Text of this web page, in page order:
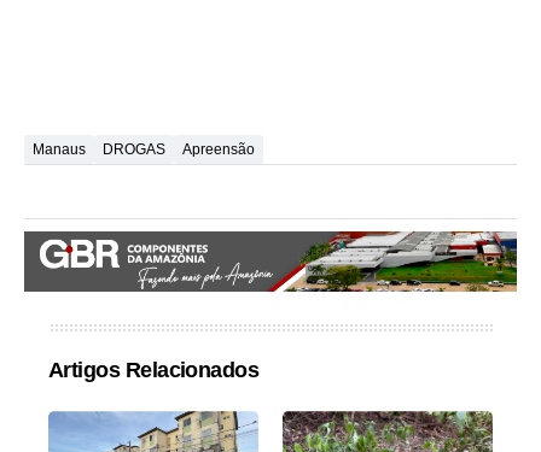
Manaus DROGAS Apreensão
Artigos Relacionados